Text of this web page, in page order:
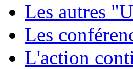
Les autres
Les
L'action